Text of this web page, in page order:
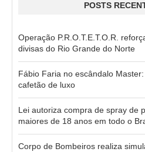
POSTS
Operação P.R.O.T.E.T.O.R.
divisas do Rio Grande do Norte
Fábio Faria no escândalo
cafetão de luxo
Lei autoriza compra de spray de
maiores de 18 anos em todo o
Corpo de Bombeiros realiza